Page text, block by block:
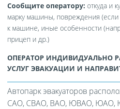
Сообщите оператору: откуда и
марку машины, повреждения (если
к машине, иные особенности
прицеп и др.)
ОПЕРАТОР ИНДИВИДУАЛЬНО
УСЛУГ ЭВАКУАЦИИ И
Автопарк эвакуаторов
САО, СВАО, ВАО, ЮВАО, ЮАО,